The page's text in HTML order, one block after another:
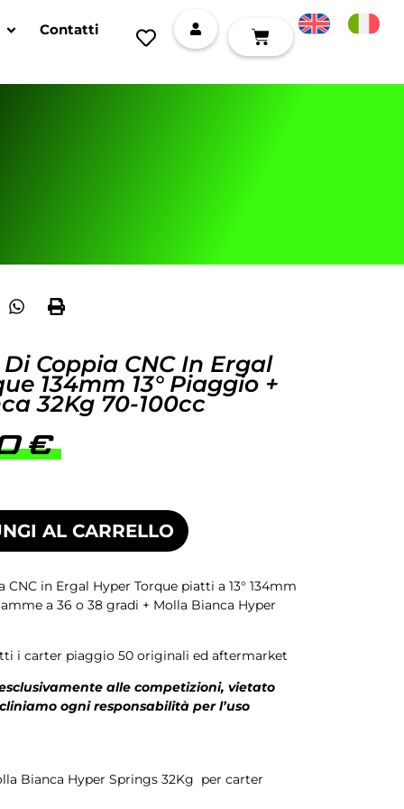
Contatti
Coppia CNC In Ergal
134mm 13° Piaggio +
32Kg 70-100cc
€
AL CARRELLO
in Ergal Hyper Torque piatti a 13° 134mm
a 36 o 38 gradi + Molla Bianca Hyper
i carter piaggio 50 originali ed aftermarket
alle competizioni, vietato
ogni responsabilità per l’uso
Bianca Hyper Springs 32Kg per carter